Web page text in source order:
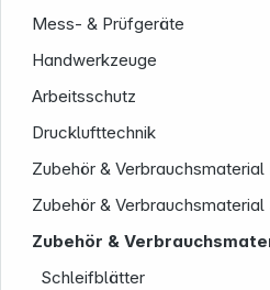
Mess- & Prüfgeräte
Handwerkzeuge
Arbeitsschutz
Drucklufttechnik
Zubehör & Verbrauchsmaterial
Zubehör & Verbrauchsmaterial
Zubehör &
Schleifblätter